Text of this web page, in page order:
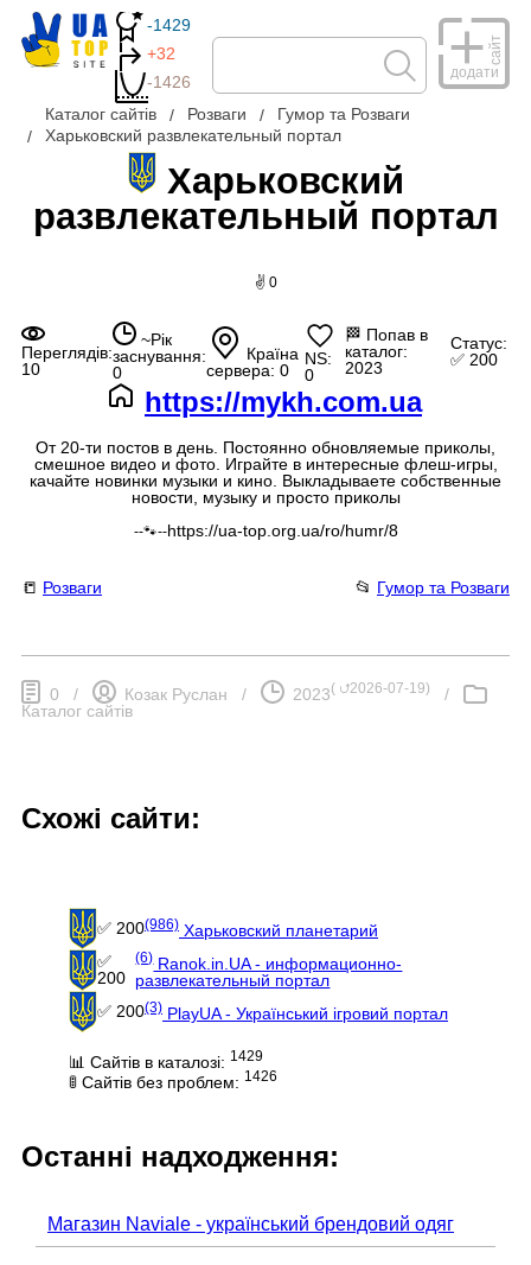
-1429
+32
-1426
додати
сайт
Каталог сайтів Розваги
Гумор та Розваги
Харьковский развлекательный портал
Харьковский
развлекательный портал
✌ 0
Переглядів:
10
~Рік
заснування:
0
Країна
сервера: 0
NS:
0
🏁 Попав в
каталог:
2023
Статус:
✅ 200
https://mykh.com.ua
От 20-ти постов в день. Постоянно обновляемые приколы,
смешное видео и фото. Играйте в интересные флеш-игры,
качайте новинки музыки и кино. Выкладываете собственные
новости, музыку и просто приколы
--🐾--https://ua-top.org.ua/ro/humr/8
📒 Розваги 📂 Гумор та Розваги
0 / Козак Руслан / 2023( ⮍2026-07-19)
/
Каталог сайтів
Схожі сайти:
✅ 200(986) Харьковский планетарий
✅
200
(6)Ranok.in.UA - информационно-
развлекательный портал
✅ 200(3) PlayUA - Український ігровий портал
📊 Сайтів в каталозі: 1429
🚦 Сайтів без проблем: 1426
Останні надходження:
Магазин Naviale - український брендовий одяг